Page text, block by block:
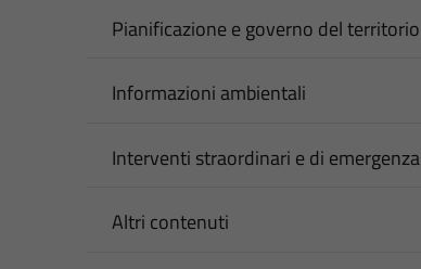
Pianificazione e governo del territorio
Informazioni ambientali
Interventi straordinari e di emergenza
Altri contenuti